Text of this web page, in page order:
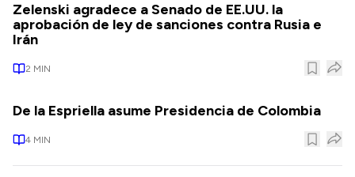
Zelenski agradece a Senado de EE.UU. la
aprobación de ley de sanciones contra Rusia e
Irán
2 MIN
De la Espriella asume Presidencia de Colombia
4 MIN